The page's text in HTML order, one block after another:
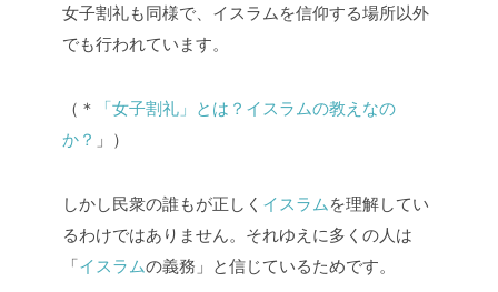
女子割礼も同様で、イスラムを信仰する場所以外
でも行われています。
（＊
「女子割礼」とは？イスラムの教えなの
か？ 」）
しかし民衆の誰もが正しく イスラム を理解してい
るわけではありません。それゆえに多くの人は
「イスラムの義務」と信じているためです。